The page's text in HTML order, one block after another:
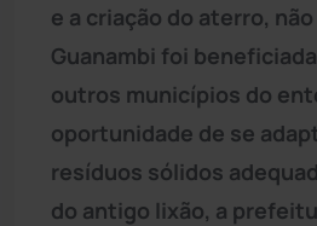
e a criação do aterro,
Guanambi foi
outros municípios do
oportunidade de se
resíduos sólidos
do antigo lixão, a